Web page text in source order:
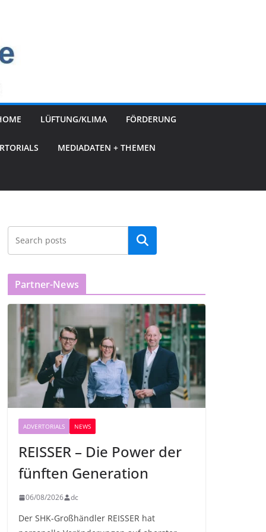
LÜFTUNG/KLIMA FÖRDERUNG
MEDIADATEN + THEMEN
Partner-News
ADVERTORIALS NEWS
REISSER – Die Power der
fünften Generation
06/08/2026 dc
Der SHK-Großhändler REISSER hat